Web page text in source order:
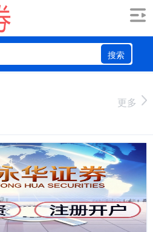
搜索
更多